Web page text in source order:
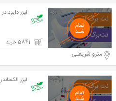
لیزر دایود
مترو شریعتی
لیزر